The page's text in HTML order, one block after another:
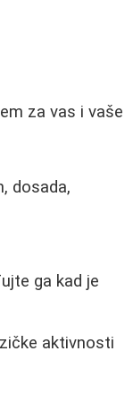
za vas i vaše
dosada,
ga kad je
aktivnosti